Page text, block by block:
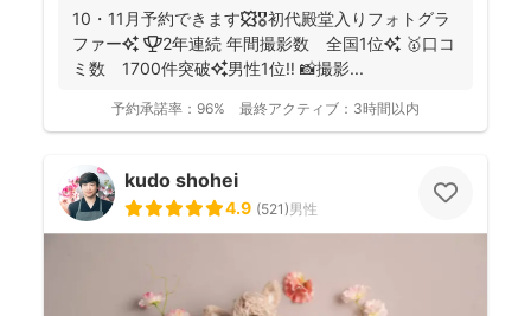
10・11月予約できます🍁🎖初代殿堂入りフォトグラ
ファー✨ 🏆2年連続 年間撮影数 全国1位✨ 🥇口コ
ミ数 1700件突破✨男性1位‼️ 📸撮影...
予約承諾率： 96% 最終アクティブ： 3時間以内
kudo shohei
4.9 (521)男性